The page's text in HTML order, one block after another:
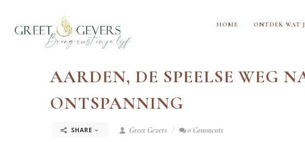
HOME ONTDEK WAT
AARDEN, DE SPEELSE WEG
ONTSPANNING
SHARE Greet Gevers 0 Comments